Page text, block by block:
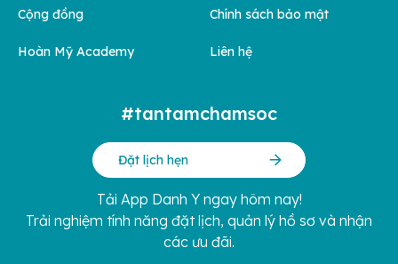
Cộng đồng
Hoàn Mỹ Academy
Chính sách bảo mật
Liên hệ
#tantamchamsoc
Đặt lịch hẹn
Tải App Danh Y ngay hôm nay!
Trải nghiệm tính năng đặt lịch, quản lý hồ sơ và nhận
các ưu đãi.